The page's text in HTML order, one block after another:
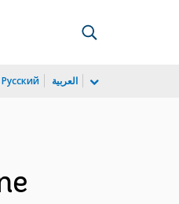
Русский العربية